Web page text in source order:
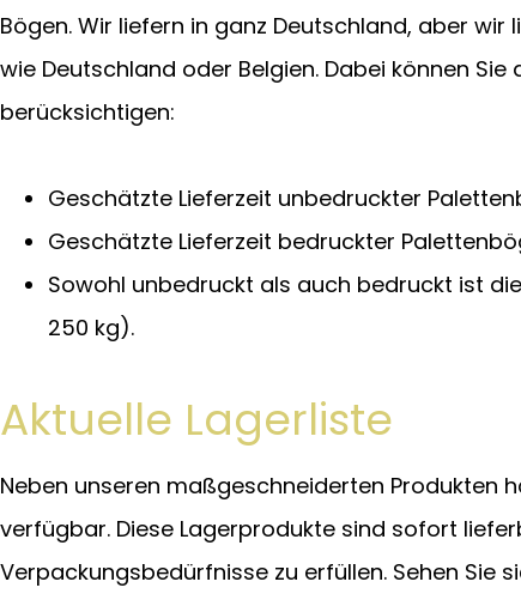
Bögen. Wir liefern in ganz Deutschland, aber
wie Deutschland oder Belgien. Dabei können
berücksichtigen:
Geschätzte Lieferzeit unbedruckter
Geschätzte Lieferzeit bedruckter
Sowohl unbedruckt als auch bedruckt ist
250 kg).
Aktuelle Lagerliste
Neben unseren maßgeschneiderten Produkten
verfügbar. Diese Lagerprodukte sind sofort
Verpackungsbedürfnisse zu erfüllen. Sehen Sie